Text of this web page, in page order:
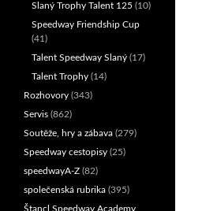
Slaný Trophy Talent 125 (10)
Speedway Friendship Cup
(41)
Talent Speedway Slaný (17)
Talent Trophy (14)
Rozhovory (343)
Servis (862)
Soutěže, hry a zábava (279)
Speedway cestopisy (25)
speedwayA-Z (82)
společenská rubrika (395)
Štancl Speedway Academy